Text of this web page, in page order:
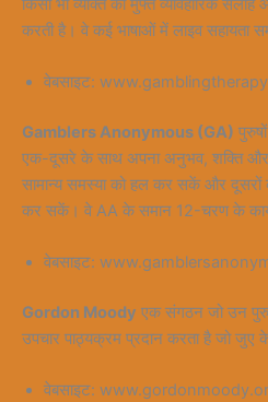
करती है। वे कई भाषाओं में लाइव सहायता
वेबसाइट:
Gamblers Anonymous (GA)
एक-दूसरे के साथ अपना अनुभव, शक्ति और
सामान्य समस्या को हल कर सकें और
कर सकें। वे AA के समान 12-चरण के
वेबसाइट:
Gordon Moody एक संगठन जो उन
उपचार पाठ्यक्रम प्रदान करता है जो
वेबसाइट: